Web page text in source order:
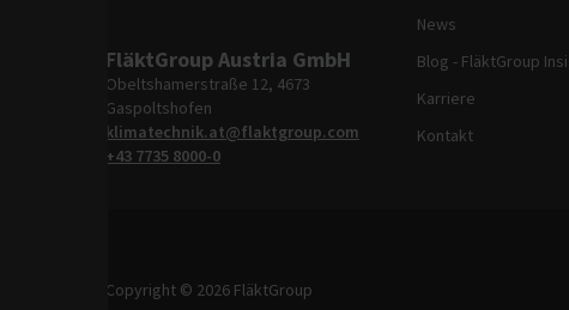
FläktGroup Austria GmbH
Obeltshamerstraße 12, 4673
Gaspoltshofen
klimatechnik.at@flaktgroup.com
+43 7735 8000-0
News
Blog - FläktGroup
Karriere
Kontakt
Copyright © 2026 FläktGroup